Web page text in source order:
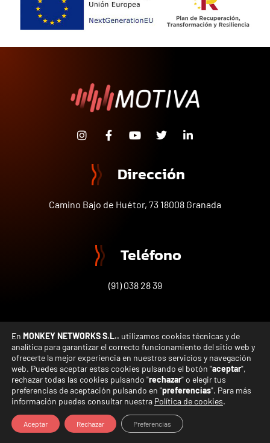
Dirección
Camino Bajo de Huétor, 73 18008 Granada
Teléfono
(91) 038 28 39
© Copyright 2005-2023 Grupo Motiva – Todos los
derechos reservados
Política de Privacidad–Aviso Legal–Política de Cookies
Accesibilidad
En MONKEY NETWORKS S.L.. utilizamos cookies técnicas y de
analítica para garantizar el correcto funcionamiento del sitio web y
ofrecerte la mejor experiencia en nuestros servicios y navegación
web. Puedes aceptar estas cookies pulsando el botón "aceptar",
rechazar todas las cookies pulsando "rechazar" o elegir tus
preferencias de aceptación pulsando en "preferencias". Para más
información puedes consultar nuestra Política de cookies.
Aceptar Rechazar Preferencias